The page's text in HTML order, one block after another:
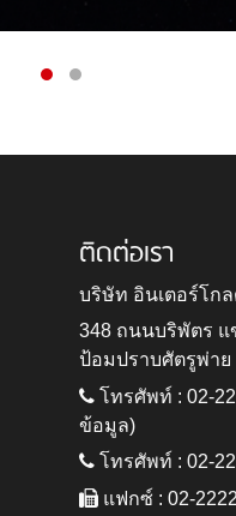
ติดต่อเรา
บริษัท อินเตอร์โก
348 ถนนบริพัตร แ
ป้อมปราบศัตรูพ่าย
โทรศัพท์ : 02-
ข้อมูล)
โทรศัพท์ : 02-
แฟกซ์ : 02-